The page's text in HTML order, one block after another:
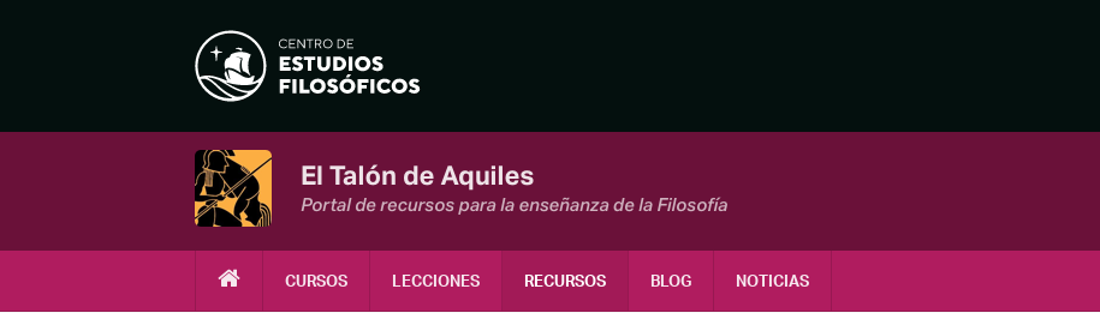
CURSOS LECCIONES RECURSOS BLOG NOTICIAS